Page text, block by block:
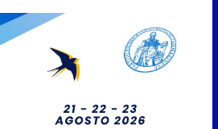
San Marino. Isee parificato 2026
e domande esonero Tasse
Universitarie ER.GO: al via gli
6 Agosto 2026